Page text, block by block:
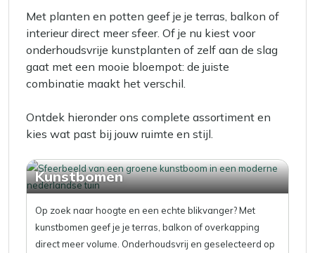
Met planten en potten geef je je terras, balkon of
interieur direct meer sfeer. Of je nu kiest voor
onderhoudsvrije kunstplanten of zelf aan de slag
gaat met een mooie bloempot: de juiste
combinatie maakt het verschil.
Ontdek hieronder ons complete assortiment en
kies wat past bij jouw ruimte en stijl.
Kunstbomen
Op zoek naar hoogte en een echte blikvanger? Met
kunstbomen geef je je terras, balkon of overkapping
direct meer volume. Onderhoudsvrij en geselecteerd op